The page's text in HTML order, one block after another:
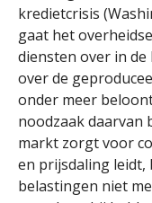
kredietcrisis
gaat het
diensten over in de
over de
onder meer
noodzaak daarvan
markt zorgt voor
en prijsdaling leidt,
belastingen niet